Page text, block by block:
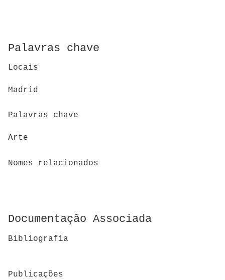
Palavras chave
Locais
Madrid
Palavras chave
Arte
Nomes relacionados
Documentação Associada
Bibliografia
Publicações